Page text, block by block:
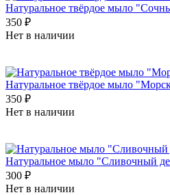
Натуральное твёрдое мыло
350 ₽
Нет в наличии
Натуральное твёрдое мыло
350 ₽
Нет в наличии
Натуральное мыло "Сливочный
300 ₽
Нет в наличии